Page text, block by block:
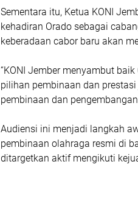
Sementara itu, Ketua KONI
kehadiran Orado sebagai
keberadaan cabor baru akan
“KONI Jember menyambut
pilihan pembinaan dan
pembinaan dan
Audiensi ini menjadi langkah
pembinaan olahraga resmi di
ditargetkan aktif mengikuti